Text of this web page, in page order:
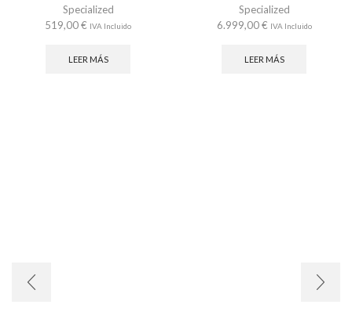
Specialized
519,00€ IVA Incluido
LEER MÁS
Specialized
6.999,00€ IVA Incluido
LEER MÁS